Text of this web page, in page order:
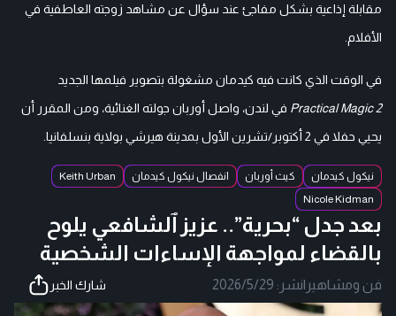
مقابلة إذاعية بشكل مفاجئ عند سؤال عن مشاهد زوجته العاطفية في
الأفلام.
في الوقت الذي كانت فيه كيدمان مشغولة بتصوير فيلمها الجديد
Practical Magic 2 في لندن، واصل أوربان جولته الغنائية، ومن المقرر أن
يحيي حفلا في 2 أكتوبر/تشرين الأول بمدينة هيرشي بولاية بنسلفانيا.
نيكول كيدمان كيث أوربان انفصال نيكول كيدمان
Keith Urban
Nicole Kidman
بعد جدل “بحرية”.. عزيز ٱلشافعي يلوح
بالقضاء لمواجهة الإساءات الشخصية
فن ومشاهير |نشر: 2026/5/29 شارك الخبر